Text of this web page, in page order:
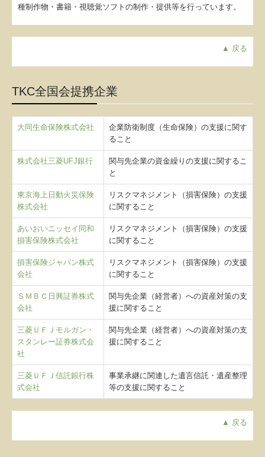
種制作物・書籍・視聴覚ソフトの制作・提供等を行っています。
▲ 戻る
TKC全国会提携企業
大同生命保険株式会社
企業防衛制度（生命保険）の支援に関す
ること
株式会社三菱UFJ銀行
関与先企業の資金繰りの支援に関するこ
と
東京海上日動火災保険
株式会社
リスクマネジメント（損害保険）の支援
に関すること
あいおいニッセイ同和
損害保険株式会社
リスクマネジメント（損害保険）の支援
に関すること
損害保険ジャパン株式
会社
リスクマネジメント（損害保険）の支援
に関すること
ＳＭＢＣ日興証券株式
会社
関与先企業（経営者）への資産対策の支
援に関すること
三菱ＵＦＪモルガン・
スタンレー証券株式会
社
関与先企業（経営者）への資産対策の支
援に関すること
三菱ＵＦＪ信託銀行株
式会社
事業承継に関連した遺言信託・遺産整理
等の支援に関すること
▲ 戻る